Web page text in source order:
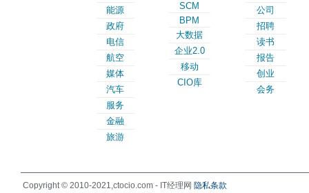
能源
政府
电信
航空
媒体
汽车
服务
金融
旅游
SCM
BPM
大数据
企业2.0
移动
CIO库
公司
招聘
读书
报告
创业
会务
Copyright © 2010-2021,ctocio.com - IT经理网 隐私条款